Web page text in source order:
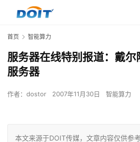
首页 智能算力
服务器在线特别报道：戴
服务器
作者： dostor 2007年11月30日 智能算力
本文来源于DOIT传媒，文章内容仅供参